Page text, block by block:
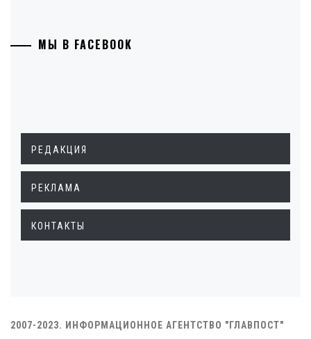
МЫ В FACEBOOK
РЕДАКЦИЯ
РЕКЛАМА
КОНТАКТЫ
2007-2023. ИНФОРМАЦИОННОЕ АГЕНТСТВО "ГЛАВПОСТ"